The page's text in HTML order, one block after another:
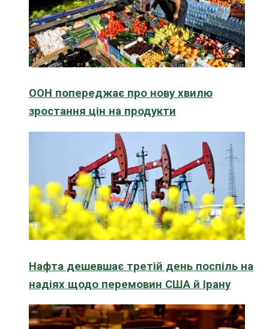
ООН попереджає про нову хвилю
зростання цін на продукти
Нафта дешевшає третій день поспіль на
надіях щодо перемовин США й Ірану